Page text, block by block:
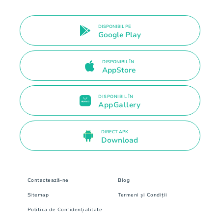
DISPONIBIL PE
Google Play
DISPONIBIL ÎN
AppStore
DISPONIBIL ÎN
AppGallery
DIRECT APK
Download
Contactează-ne Blog
Sitemap Termeni și Condiții
Politica de Confidențialitate